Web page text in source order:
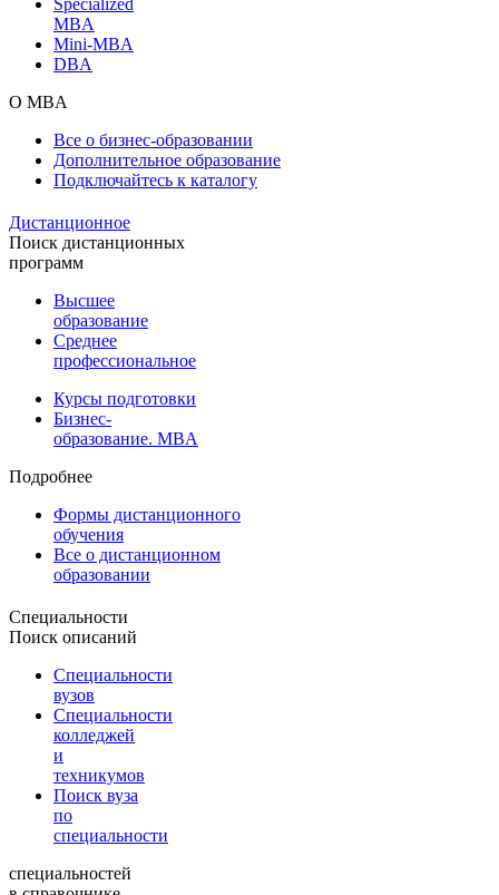
MBA
Mini-MBA
DBA
О MBA
Все о бизнес-образовании
Дополнительное образование
Подключайтесь к каталогу
Дистанционное
Поиск дистанционных
программ
Высшее
образование
Среднее
профессиональное
Курсы подготовки
Бизнес-
образование. MBA
Подробнее
Формы дистанционного
обучения
Все о дистанционном
образовании
Специальности
Поиск описаний
Специальности
вузов
Специальности
колледжей
и
техникумов
Поиск вуза
по
специальности
специальностей